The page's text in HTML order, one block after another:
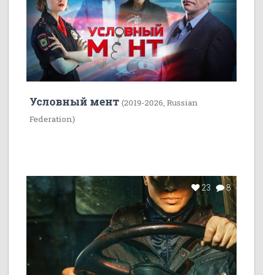
Условный мент (2019-2026, Russian
Federation)
23 8